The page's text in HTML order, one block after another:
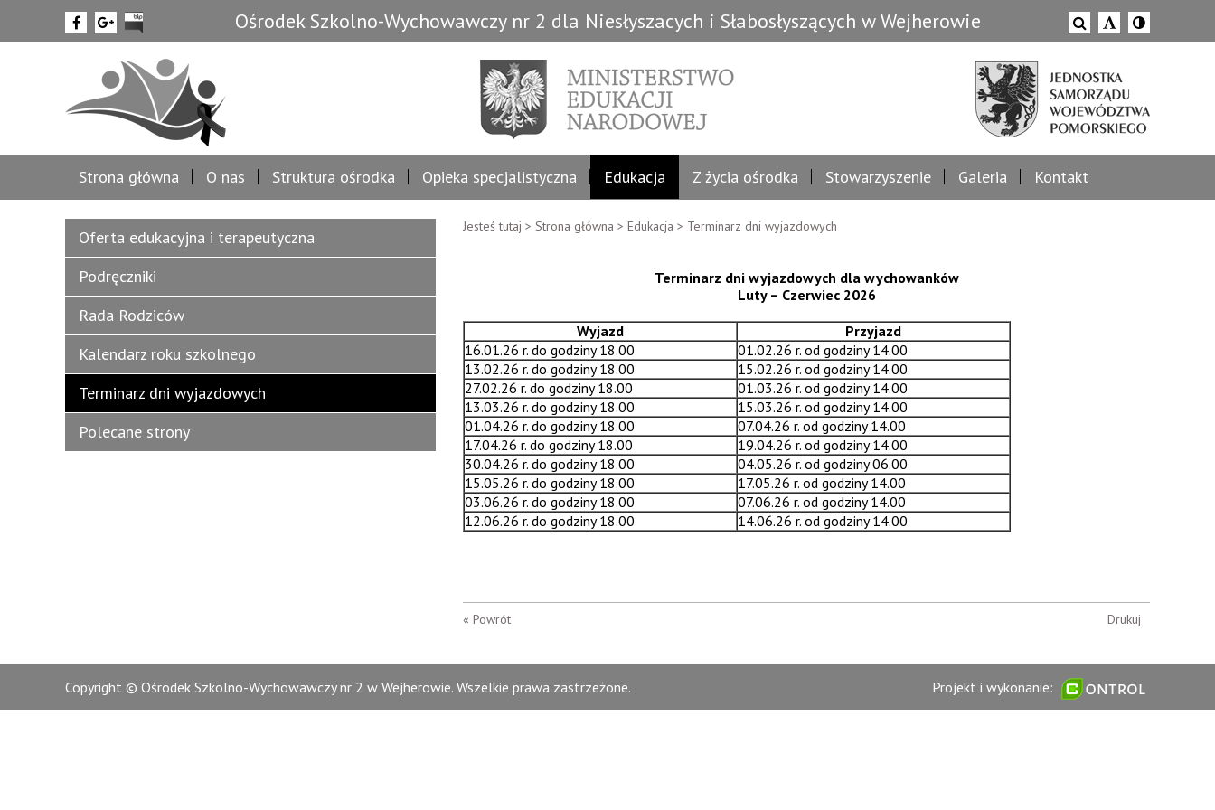
Ośrodek Szkolno-Wychowawczy nr 2 dla Niesłyszacych i Słabosłyszących w Wejherowie
Strona główna O nas Struktura ośrodka Opieka specjalistyczna Edukacja Z życia ośrodka Stowarzyszenie Galeria Kontakt
Oferta edukacyjna i terapeutyczna
Podręczniki
Rada Rodziców
Kalendarz roku szkolnego
Terminarz dni wyjazdowych
Polecane strony
Jesteś tutaj > Strona główna > Edukacja > Terminarz dni wyjazdowych
Terminarz dni wyjazdowych dla wychowanków
Luty – Czerwiec 2026
Wyjazd
Przyjazd
16.01.26 r. do godziny 18.00
01.02.26 r. od godziny 14.00
13.02.26 r. do godziny 18.00
15.02.26 r. od godziny 14.00
27.02.26 r. do godziny 18.00
01.03.26 r. od godziny 14.00
13.03.26 r. do godziny 18.00
15.03.26 r. od godziny 14.00
01.04.26 r. do godziny 18.00
07.04.26 r. od godziny 14.00
17.04.26 r. do godziny 18.00
19.04.26 r. od godziny 14.00
30.04.26 r. do godziny 18.00
04.05.26 r. od godziny 06.00
15.05.26 r. do godziny 18.00
17.05.26 r. od godziny 14.00
03.06.26 r. do godziny 18.00
07.06.26 r. od godziny 14.00
12.06.26 r. do godziny 18.00
14.06.26 r. od godziny 14.00
« Powrót Drukuj
Copyright © Ośrodek Szkolno-Wychowawczy nr 2 w Wejherowie. Wszelkie prawa zastrzeżone. Projekt i wykonanie: